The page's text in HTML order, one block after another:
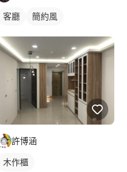
客廳 簡約風
許博涵
木作櫃